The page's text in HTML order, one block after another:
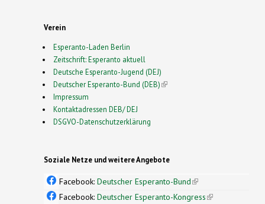
Verein
Esperanto-Laden Berlin
Zeitschrift: Esperanto aktuell
Deutsche Esperanto-Jugend (DEJ)
Deutscher Esperanto-Bund (DEB)(link is external)
Impressum
Kontaktadressen DEB/ DEJ
DSGVO-Datenschutzerklärung
Soziale Netze und weitere Angebote
Facebook: Deutscher Esperanto-Bund(link is
external)
Facebook: Deutscher Esperanto-Kongress(link is